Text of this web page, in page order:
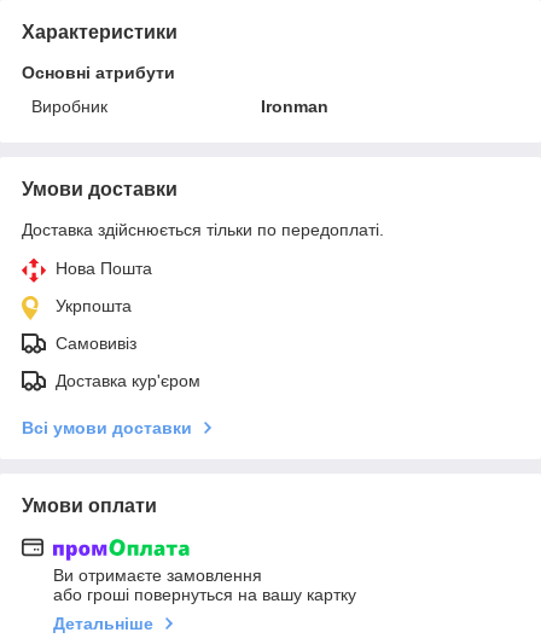
Характеристики
Основні атрибути
Виробник
Ironman
Умови доставки
Доставка здійснюється тільки по передоплаті.
Нова Пошта
Укрпошта
Самовивіз
Доставка кур'єром
Всі умови доставки
Умови оплати
Ви отримаєте замовлення
або гроші повернуться на вашу картку
Детальніше